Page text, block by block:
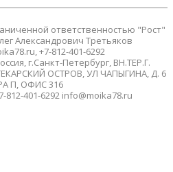
ответственностью "Рост"
Александрович Третьяков
+7-812-401-6292
г.Санкт-Петербург, ВН.ТЕР.Г.
ОСТРОВ, УЛ ЧАПЫГИНА, Д. 6
П, ОФИС 316
401-6292 info@moika78.ru